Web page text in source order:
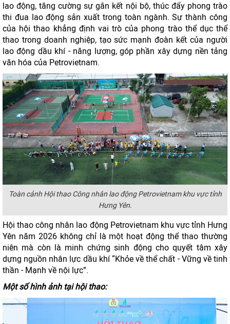
lao động, tăng cường sự gắn kết nội bộ, thúc đẩy phong trào
thi đua lao động sản xuất trong toàn ngành. Sự thành công
của hội thao khẳng định vai trò của phong trào thể dục thể
thao trong doanh nghiệp, tạo sức mạnh đoàn kết của người
lao động dầu khí - năng lượng, góp phần xây dựng nền tảng
văn hóa của Petrovietnam.
Toàn cảnh Hội thao Công nhân lao động Petrovietnam khu vực tỉnh
Hưng Yên.
Hội thao công nhân lao động Petrovietnam khu vực tỉnh Hưng
Yên năm 2026 không chỉ là một hoạt động thể thao thường
niên mà còn là minh chứng sinh động cho quyết tâm xây
dựng nguồn nhân lực dầu khí “Khỏe về thể chất - Vững về tinh
thần - Mạnh về nội lực”.
Một số hình ảnh tại hội thao: